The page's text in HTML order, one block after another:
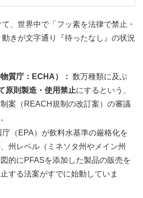
、世界中で「フッ素を法律で禁止・
きが文字通り『待ったなし』の状況
質庁：ECHA）： 数万種類に及ぶ
原則製造・使用禁止にするという、
案（REACH規制の改訂案）の審議
庁（EPA）が飲料水基準の厳格化を
州レベル（ミネソタ州やメイン州
的にPFASを添加した製品の販売を
する法案がすでに始動していま